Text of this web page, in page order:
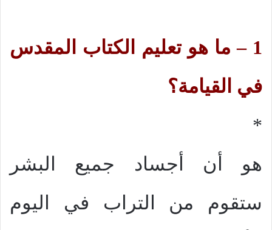
1 – ما هو تعليم الكتاب المقدس
في القيامة؟
*
هو أن أجساد جميع البشر
ستقوم من التراب في اليوم